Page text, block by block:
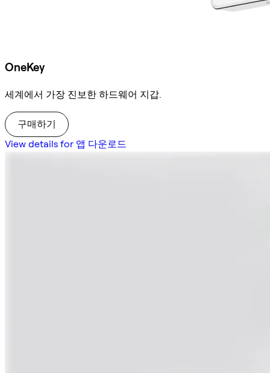
OneKey
세계에서 가장 진보한 하드웨어 지갑.
구매하기
View details for 앱 다운로드